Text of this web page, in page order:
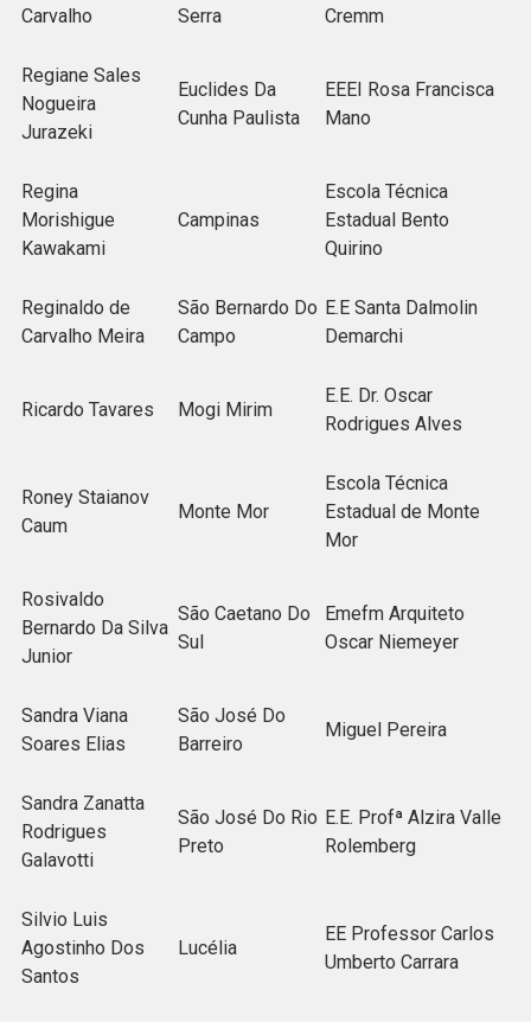
Carvalho
Serra
Cremm
Regiane Sales
Nogueira
Jurazeki
Euclides Da
Cunha Paulista
EEEI Rosa Francisca
Mano
Regina
Morishigue
Kawakami
Campinas
Escola Técnica
Estadual Bento
Quirino
Reginaldo de
Carvalho Meira
São Bernardo Do
Campo
E.E Santa Dalmolin
Demarchi
Ricardo Tavares Mogi Mirim
E.E. Dr. Oscar
Rodrigues Alves
Roney Staianov
Caum
Monte Mor
Escola Técnica
Estadual de Monte
Mor
Rosivaldo
Bernardo Da Silva
Junior
São Caetano Do
Sul
Emefm Arquiteto
Oscar Niemeyer
Sandra Viana
Soares Elias
São José Do
Barreiro
Miguel Pereira
Sandra Zanatta
Rodrigues
Galavotti
São José Do Rio
Preto
E.E. Profª Alzira Valle
Rolemberg
Silvio Luis
Agostinho Dos
Santos
Lucélia
EE Professor Carlos
Umberto Carrara